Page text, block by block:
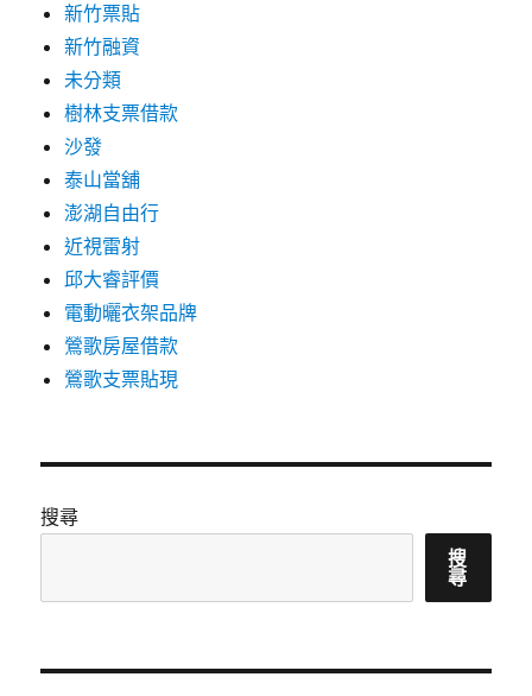
新竹票貼
新竹融資
未分類
樹林支票借款
沙發
泰山當舖
澎湖自由行
近視雷射
邱大睿評價
電動曬衣架品牌
鶯歌房屋借款
鶯歌支票貼現
搜尋
搜
尋